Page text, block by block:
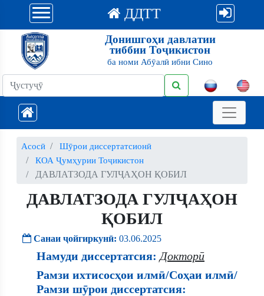
ДДТТ
Донишгоҳи давлатии
тиббии Тоҷикистон
ба номи Абӯалӣ ибни Сино
Асосӣ
Шӯрои диссертатсионӣ
КОА Ҷумҳурии Тоҷикистон
ДАВЛАТЗОДА ГУЛҶАҲОН ҚОБИЛ
ДАВЛАТЗОДА ГУЛҶАҲОН
ҚОБИЛ
Санаи ҷойгиркунӣ: 03.06.2025
Намуди диссертатсия: Докторӣ
Рамзи ихтисосҳои илмӣ/Соҳаи илмӣ/
Рамзи шӯрои диссертатсия: